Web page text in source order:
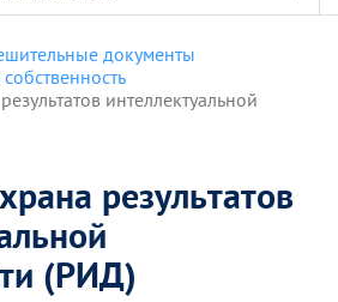
документы
интеллектуальной
результатов
(РИД)